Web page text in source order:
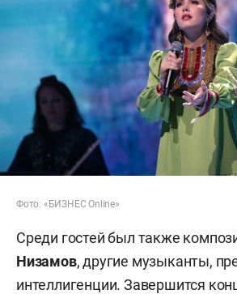
Фото: «БИЗНЕС Online»
Среди гостей был также
Низамов, другие музыканты,
интеллигенции. Завершится